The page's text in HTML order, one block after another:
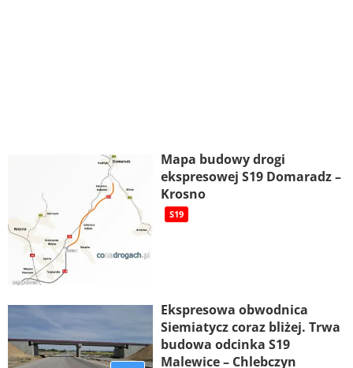
Mapa budowy drogi
ekspresowej S19 Domaradz –
Krosno
S19
Ekspresowa obwodnica
Siemiatycz coraz bliżej. Trwa
budowa odcinka S19
Malewice – Chlebczyn